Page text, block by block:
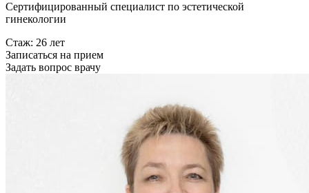
Сертифицированный специалист по эстетической
гинекологии
Стаж: 26 лет
Записаться на прием
Задать вопрос врачу